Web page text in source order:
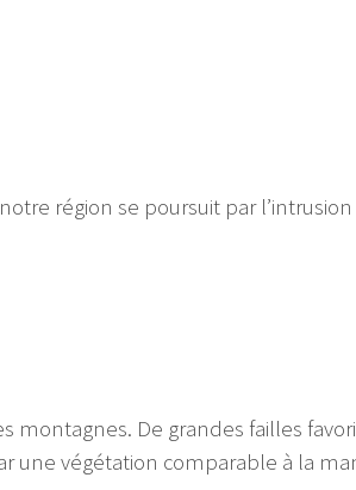
région se poursuit par
montagnes. De grandes failles
une végétation comparable à la